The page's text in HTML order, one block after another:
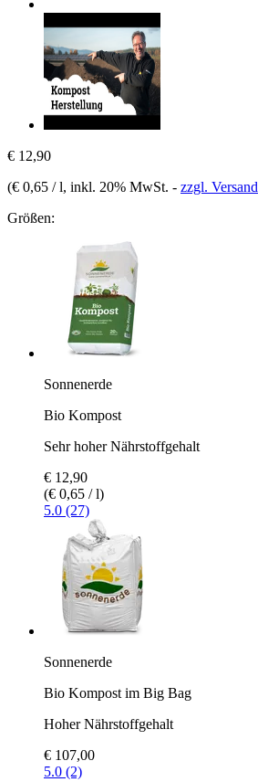
€ 12,90
(€ 0,65 / l, inkl. 20% MwSt. - zzgl. Versand
Größen:
Sonnenerde
Bio Kompost
Sehr hoher Nährstoffgehalt
€ 12,90
(€ 0,65 / l)
5.0 (27)
Sonnenerde
Bio Kompost im Big Bag
Hoher Nährstoffgehalt
€ 107,00
5.0 (2)